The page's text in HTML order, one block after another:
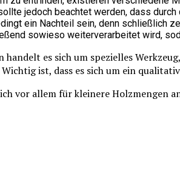
jedoch beachtet werden, dass
ein Nachteil sein, denn schließlich
sowieso weiterverarbeitet wird,
handelt es sich um spezielles
ist, dass es sich um ein
vor allem für kleinere Holzmengen